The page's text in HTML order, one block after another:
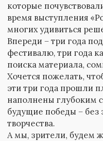
которые
время выступления
многих удивиться
Впереди – три года
фестивалю, три года
поиска материала,
Хочется пожелать,
эти три года прошли
наполнены глубоким
будущие победы – без
творчества.
А мы, зрители, будем